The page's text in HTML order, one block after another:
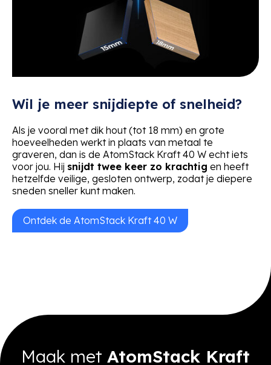
Wil je meer snijdiepte of snelheid?
Als je vooral met dik hout (tot 18 mm) en grote
hoeveelheden werkt in plaats van metaal te
graveren, dan is de AtomStack Kraft 40 W echt iets
voor jou. Hij snijdt twee keer zo krachtig en heeft
hetzelfde veilige, gesloten ontwerp, zodat je diepere
sneden sneller kunt maken.
Ontdek de AtomStack Kraft 40 W
Maak met AtomStack Kraft